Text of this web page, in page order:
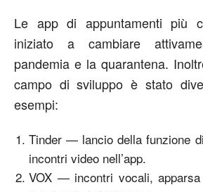
Le app di appuntamenti più
iniziato a cambiare
pandemia e la quarantena.
campo di sviluppo è stato
esempi:
Tinder — lancio della funzione
incontri video nell’app.
VOX — incontri vocali,